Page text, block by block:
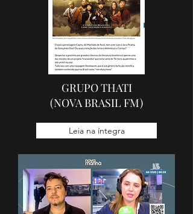
GRUPO THATI
(NOVA BRASIL FM)
Leia na íntegra